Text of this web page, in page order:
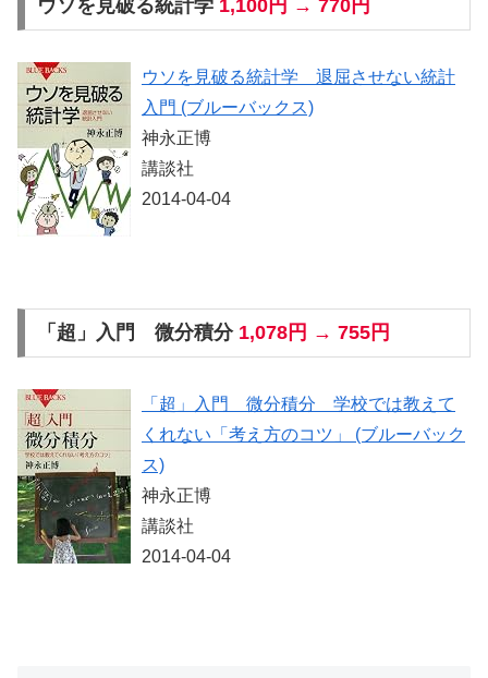
ウソを見破る統計学 1,100円 → 770円
ウソを見破る統計学 退屈させない統計
入門 (ブルーバックス)
神永正博
講談社
2014-04-04
「超」入門 微分積分 1,078円 → 755円
「超」入門 微分積分 学校では教えて
くれない「考え方のコツ」 (ブルーバック
ス)
神永正博
講談社
2014-04-04